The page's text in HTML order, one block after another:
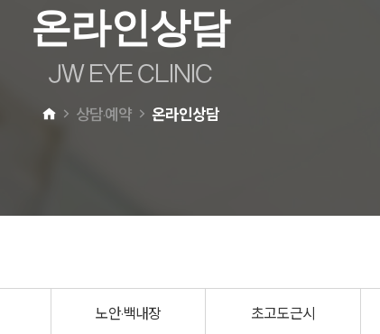
온라인예약
카톡상담
전화상담
언론속의 JW안과
JW스타
온라인상담
JW EYE CL N C
상담·예약 온라인상담
노안·백내장 초고도근시